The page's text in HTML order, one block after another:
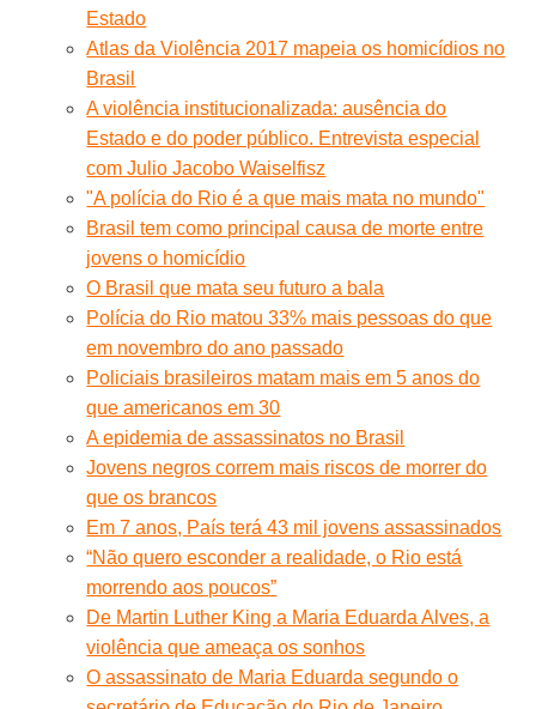
Estado
Atlas da Violência 2017 mapeia os homicídios no
Brasil
A violência institucionalizada: ausência do
Estado e do poder público. Entrevista especial
com Julio Jacobo Waiselfisz
"A polícia do Rio é a que mais mata no mundo"
Brasil tem como principal causa de morte entre
jovens o homicídio
O Brasil que mata seu futuro a bala
Polícia do Rio matou 33% mais pessoas do que
em novembro do ano passado
Policiais brasileiros matam mais em 5 anos do
que americanos em 30
A epidemia de assassinatos no Brasil
Jovens negros correm mais riscos de morrer do
que os brancos
Em 7 anos, País terá 43 mil jovens assassinados
“Não quero esconder a realidade, o Rio está
morrendo aos poucos”
De Martin Luther King a Maria Eduarda Alves, a
violência que ameaça os sonhos
O assassinato de Maria Eduarda segundo o